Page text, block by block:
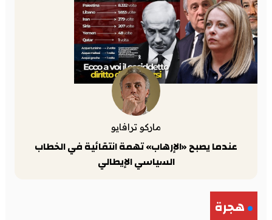
ماركو ترافايو
عندما يصبح «الإرهاب» تهمة انتقائية في الخطاب
السياسي الإيطالي
هجرة